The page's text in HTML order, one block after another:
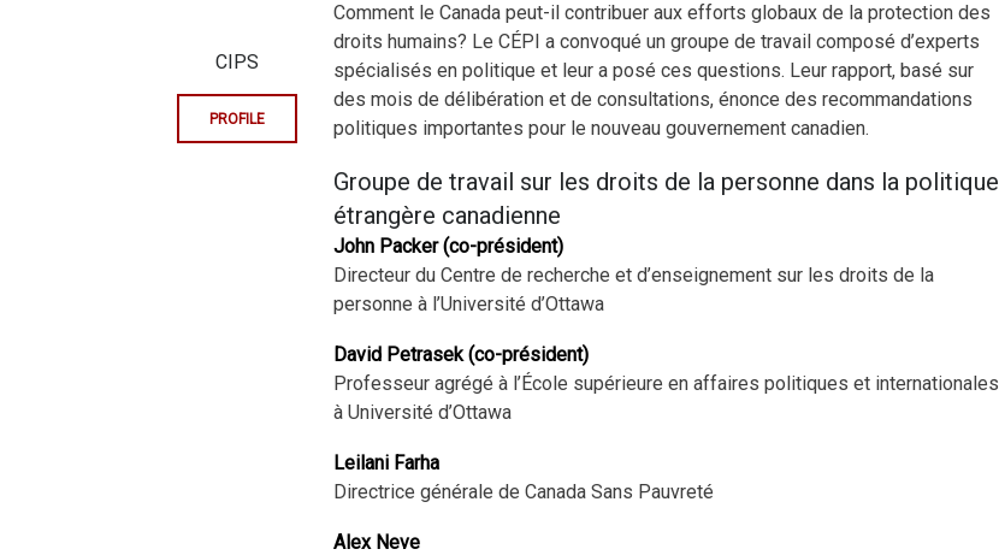
Comment le Canada peut-il contribuer aux efforts globaux de la protection des
droits humains? Le CÉPI a convoqué un groupe de travail composé d’experts
spécialisés en politique et leur a posé ces questions. Leur rapport, basé sur
des mois de délibération et de consultations, énonce des recommandations
politiques importantes pour le nouveau gouvernement canadien.
Groupe de travail sur les droits de la personne dans la politique
étrangère canadienne
John Packer (co-président)
Directeur du Centre de recherche et d’enseignement sur les droits de la
personne à l’Université d’Ottawa
David Petrasek (co-président)
Professeur agrégé à l’École supérieure en affaires politiques et internationales
à Université d’Ottawa
Leilani Farha
Directrice générale de Canada Sans Pauvreté
Alex Neve
CIPS
PROFILE